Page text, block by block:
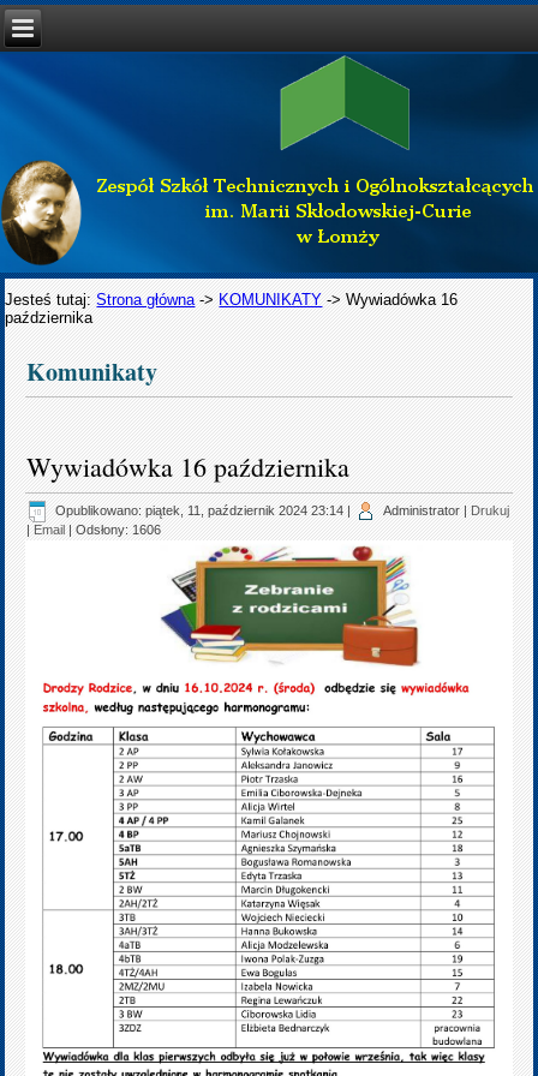
Jesteś tutaj:Strona główna -> KOMUNIKATY ->Wywiadówka 16
października
Komunikaty
Wywiadówka 16 października
Opublikowano: piątek, 11, październik 2024 23:14 | Administrator |Drukuj
|Email | Odsłony: 1606